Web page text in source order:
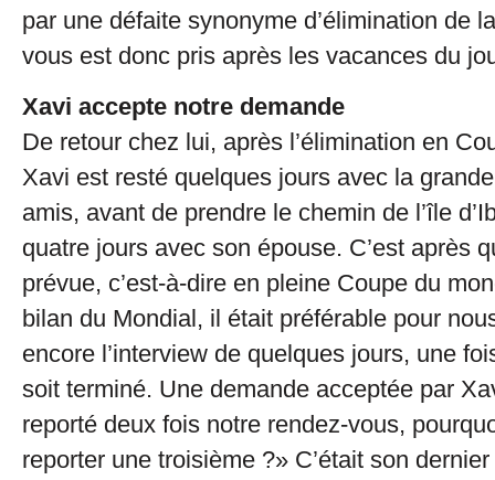
par une défaite synonyme d’élimination de
vous est donc pris après les vacances du
Xavi accepte notre demande
De retour chez lui, après l’élimination en
Xavi est resté quelques jours avec la
amis, avant de prendre le chemin de l’île
quatre jours avec son épouse. C’est après
prévue, c’est-à-dire en pleine Coupe du
bilan du Mondial, il était préférable pour
encore l’interview de quelques jours, une
soit terminé. Une demande acceptée par
reporté deux fois notre rendez-vous,
reporter une troisième ?» C’était son